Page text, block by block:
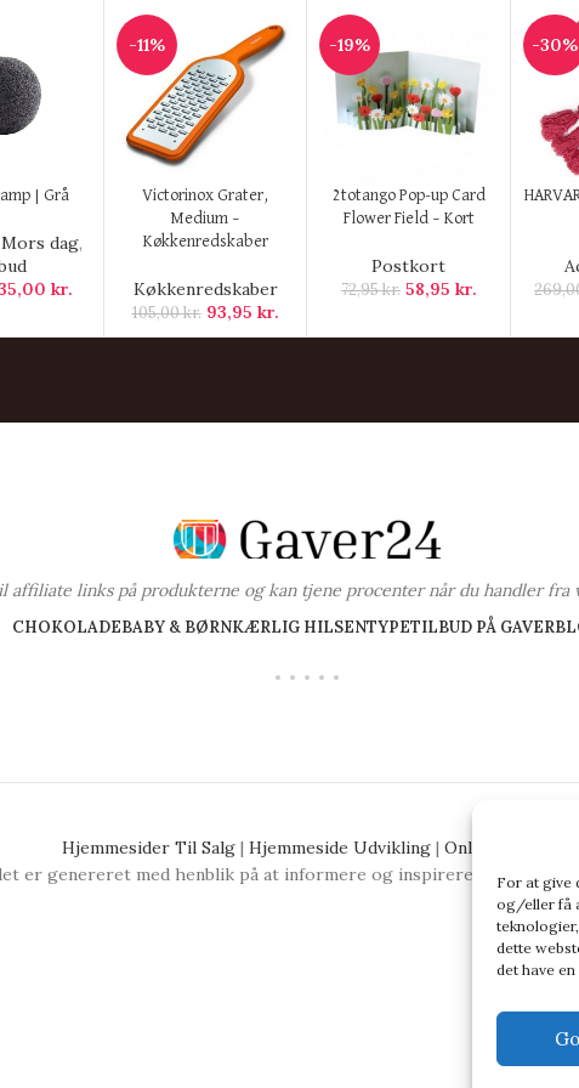
For at give
og/eller få
dette
det have
| Grå
Mors dag,
kr.
-11%
KØB HER
Victorinox Grater,
Medium –
Køkkenredskaber
Køkkenredskaber
105,00kr. 93,95 kr.
-19%
KØB HER
2totango Pop-up Card
Flower Field – Kort
Postkort
72,95kr. 58,95 kr.
-30%
KØB
affiliate links på produkterne og kan tjene procenter når du handler fra
CHOKOLADEBABY & BØRNKÆRLIG HILSENTYPETILBUD PÅ GAVER
Hjemmesider Til Salg | Hjemmeside Udvikling | Online Tilbud
er genereret med henblik på at informere og inspirere, men vi